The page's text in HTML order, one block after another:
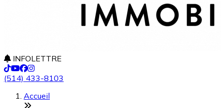
INFOLETTRE
(514) 433-8103
Accueil